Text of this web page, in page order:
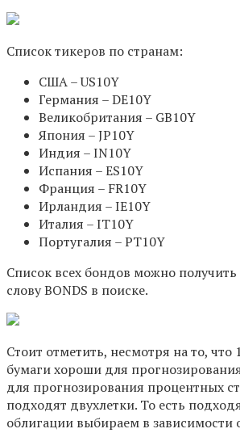
Список тикеров по странам:
США – US10Y
Германия – DE10Y
Великобритания – GB10Y
Япония – JP10Y
Индия – IN10Y
Испания – ES10Y
Франция – FR10Y
Ирландия – IE10Y
Италия – IT10Y
Португалия – PT10Y
Список всех бондов можно
слову BONDS в поиске.
Стоит отметить, несмотря на то, что
бумаги хороши для
для прогнозирования процентных
подходят двухлетки. То есть
облигации выбираем в зависимости